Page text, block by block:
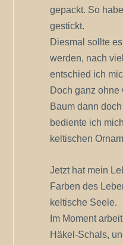
gepackt. So
gestickt.
Diesmal sollte
werden, nach
entschied ich
Doch ganz ohne
Baum dann
bediente ich
keltischen
Jetzt hat mein
Farben des
keltische Seele.
Im Moment
Häkel-Schals,